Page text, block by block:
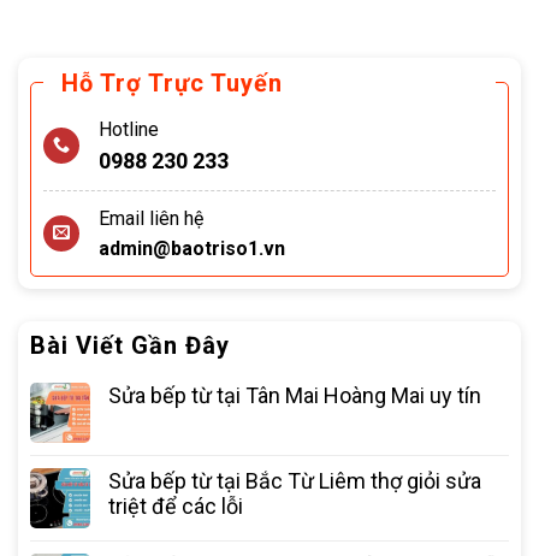
Hỗ Trợ Trực Tuyến
Hotline
0988 230 233
Email liên hệ
admin@baotriso1.vn
Bài Viết Gần Đây
Sửa bếp từ tại Tân Mai Hoàng Mai uy tín
Sửa bếp từ tại Bắc Từ Liêm thợ giỏi sửa
triệt để các lỗi